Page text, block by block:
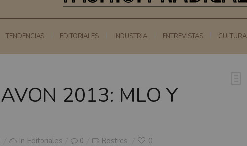
TENDENCIAS EDITORIALES INDUSTRIA ENTREVISTAS CULTURA
2013: MLO Y
In Editoriales 0 Rostros 0